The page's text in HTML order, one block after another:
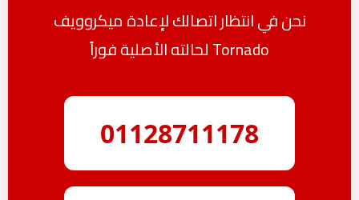
نحن في انتظار اتصالك لإعادة ميكروويف
Tornado لحالته الأصلية فوراً
01128711178